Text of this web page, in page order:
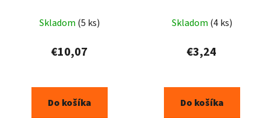
Skladom (5 ks)
€10,07
Do košíka
Skladom (4 ks)
€3,24
Do košíka